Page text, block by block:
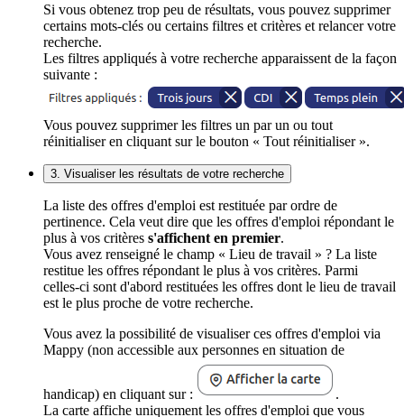
Si vous obtenez trop peu de résultats, vous pouvez supprimer
certains mots-clés ou certains filtres et critères et relancer votre
recherche.
Les filtres appliqués à votre recherche apparaissent de la façon
suivante :
Vous pouvez supprimer les filtres un par un ou tout
réinitialiser en cliquant sur le bouton « Tout réinitialiser ».
3. Visualiser les résultats de votre recherche
La liste des offres d'emploi est restituée par ordre de
pertinence. Cela veut dire que les offres d'emploi répondant le
plus à vos critères s'affichent en premier.
Vous avez renseigné le champ « Lieu de travail » ? La liste
restitue les offres répondant le plus à vos critères. Parmi
celles-ci sont d'abord restituées les offres dont le lieu de travail
est le plus proche de votre recherche.
Vous avez la possibilité de visualiser ces offres d'emploi via
Mappy (non accessible aux personnes en situation de
handicap) en cliquant sur :
.
La carte affiche uniquement les offres d'emploi que vous